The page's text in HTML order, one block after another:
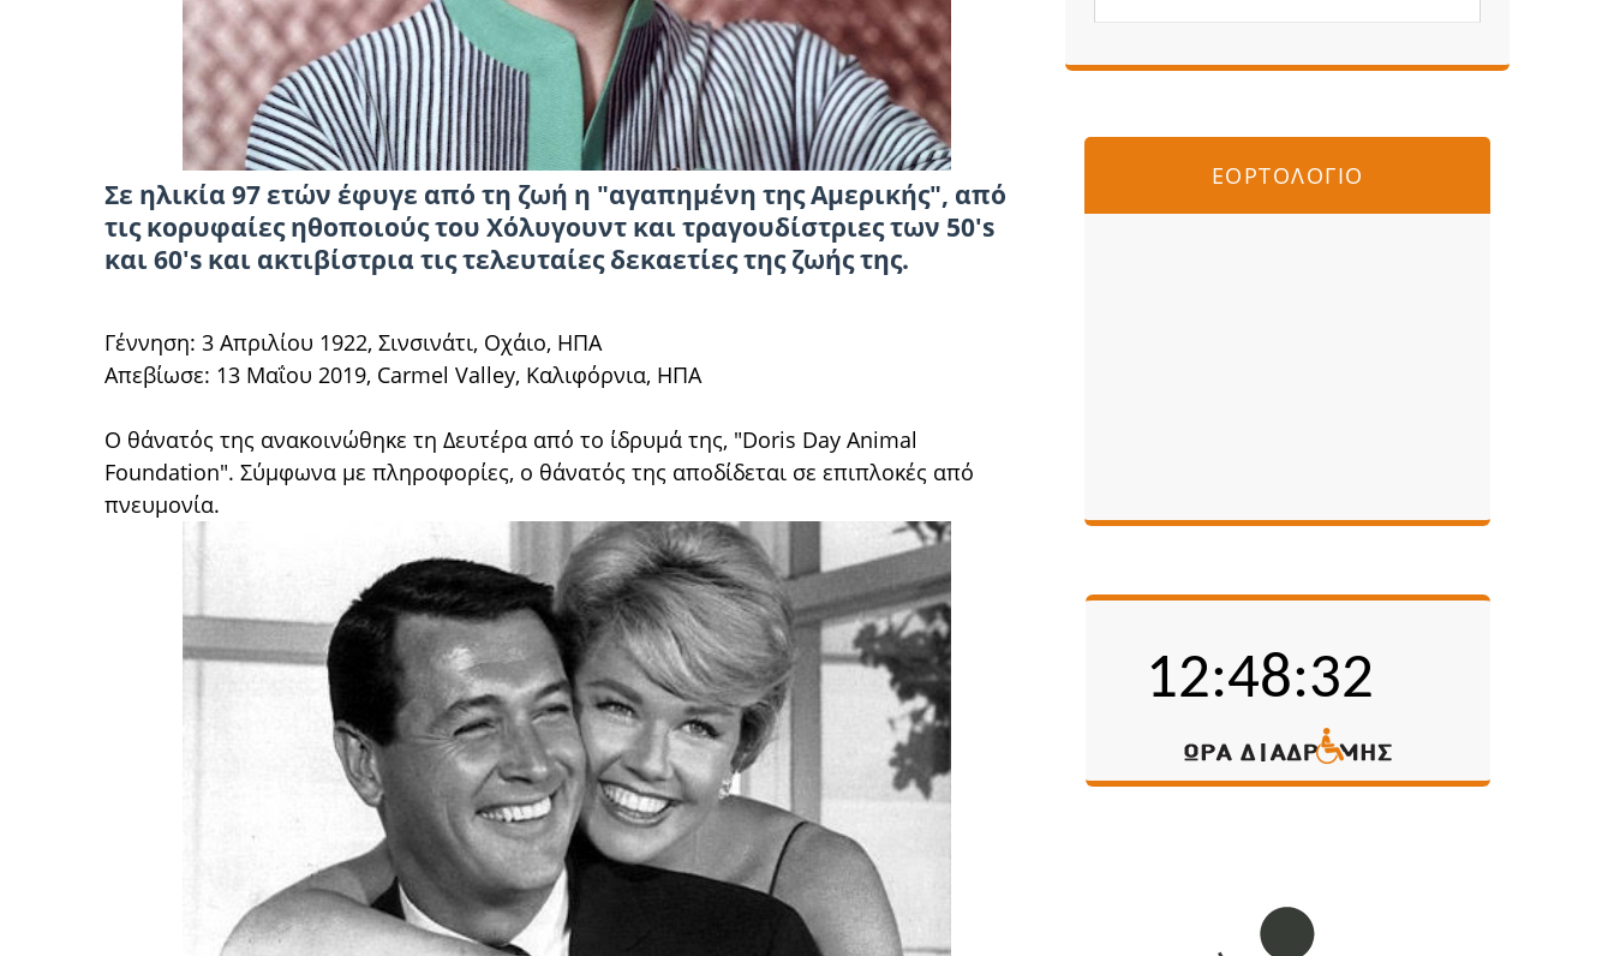
Σε ηλικία 97 ετών έφυγε από τη ζωή η "αγαπημένη της Αμερικής", από
τις κορυφαίες ηθοποιούς του Χόλυγουντ και τραγουδίστριες των 50's
και 60's και ακτιβίστρια τις τελευταίες δεκαετίες της ζωής της.
Γέννηση: 3 Απριλίου 1922, Σινσινάτι, Οχάιο, ΗΠΑ
Απεβίωσε: 13 Μαΐου 2019, Carmel Valley, Καλιφόρνια, ΗΠΑ
Ο θάνατός της ανακοινώθηκε τη Δευτέρα από το ίδρυμά της, "Doris Day Animal
Foundation". Σύμφωνα με πληροφορίες, ο θάνατός της αποδίδεται σε επιπλοκές από
πνευμονία.
ΕΟΡΤΟΛΟΓΙΟ